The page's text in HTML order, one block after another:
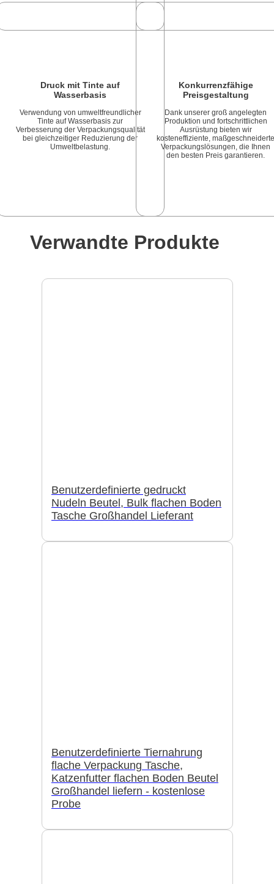
Druck mit Tinte auf
Wasserbasis
Verwendung von umweltfreundlicher
Tinte auf Wasserbasis zur
Verbesserung der Verpackungsqualität
bei gleichzeitiger Reduzierung der
Umweltbelastung.
Konkurrenzfähige
Preisgestaltung
Dank unserer groß angelegten
Produktion und fortschrittlichen
Ausrüstung bieten wir
kosteneffiziente,
Verpackungslösungen, die Ihnen
den besten Preis garantieren.
Verwandte Produkte
Benutzerdefinierte gedruckt
Nudeln Beutel, Bulk flachen Boden
Tasche Großhandel Lieferant
Benutzerdefinierte Tiernahrung
flache Verpackung Tasche,
Katzenfutter flachen Boden Beutel
Großhandel liefern - kostenlose
Probe